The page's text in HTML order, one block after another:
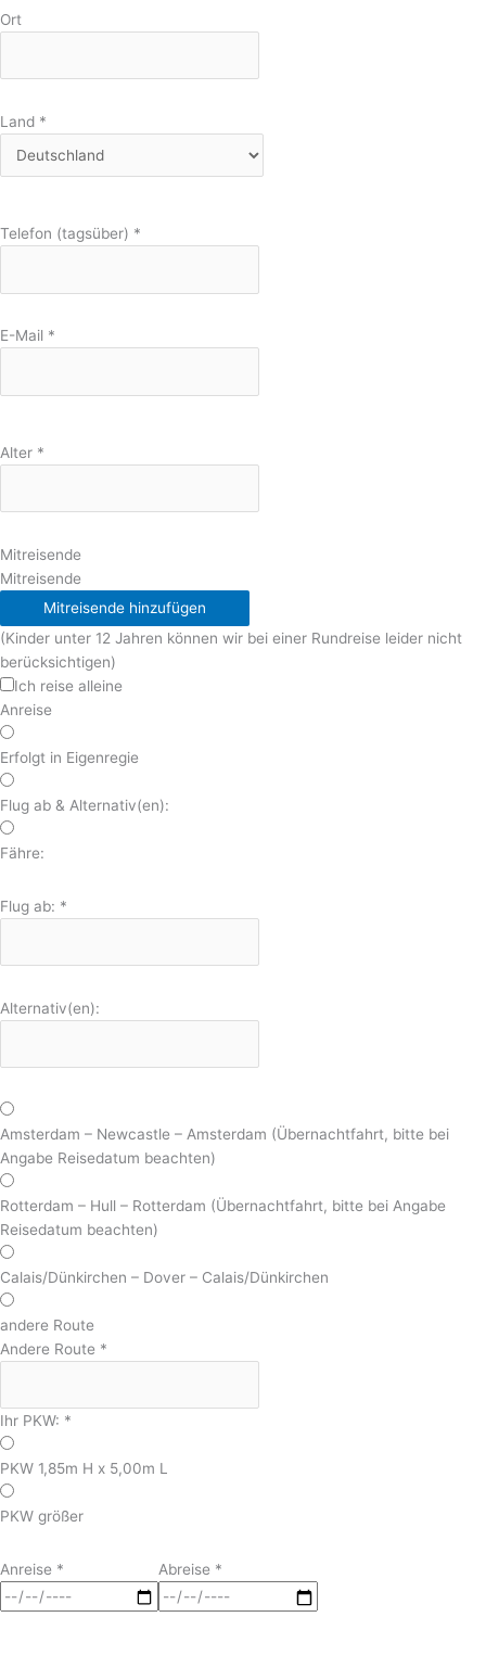
Ort
Land *
Telefon (tagsüber) *
E-Mail *
Alter *
Mitreisende
Mitreisende
Mitreisende hinzufügen
(Kinder unter 12 Jahren können wir bei einer Rundreise leider nicht
berücksichtigen)
Ich reise alleine
Anreise
Erfolgt in Eigenregie
Flug ab & Alternativ(en):
Fähre:
Flug ab: *
Alternativ(en):
Amsterdam – Newcastle – Amsterdam (Übernachtfahrt, bitte bei
Angabe Reisedatum beachten)
Rotterdam – Hull – Rotterdam (Übernachtfahrt, bitte bei Angabe
Reisedatum beachten)
Calais/Dünkirchen – Dover – Calais/Dünkirchen
andere Route
Andere Route *
Ihr PKW: *
PKW 1,85m H x 5,00m L
PKW größer
Anreise * Abreise *